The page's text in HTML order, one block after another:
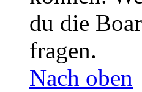
du die
fragen.
Nach oben